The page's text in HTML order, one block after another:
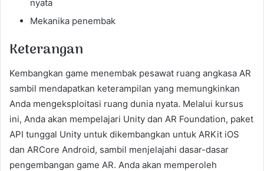
nyata
Mekanika penembak
Keterangan
Kembangkan game menembak pesawat ruang angkasa AR
sambil mendapatkan keterampilan yang memungkinkan
Anda mengeksploitasi ruang dunia nyata. Melalui kursus
ini, Anda akan mempelajari Unity dan AR Foundation, paket
API tunggal Unity untuk dikembangkan untuk ARKit iOS
dan ARCore Android, sambil menjelajahi dasar-dasar
pengembangan game AR. Anda akan memperoleh